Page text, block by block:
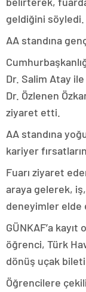
geldiğini söyledi.
AA standına
Dr. Salim Atay
Dr. Özlenen
ziyaret etti.
AA standına
kariyer
Fuarı ziyaret
araya gelerek,
deneyimler elde
GÜNKAF’a
öğrenci, Türk
dönüş uçak bileti
Öğrencilere